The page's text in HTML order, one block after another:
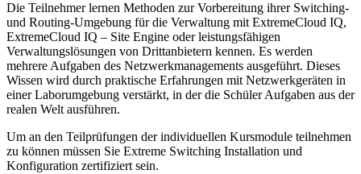
Die Teilnehmer lernen Methoden zur Vorbereitung ihrer Switching-
und Routing-Umgebung für die Verwaltung mit ExtremeCloud IQ,
ExtremeCloud IQ – Site Engine oder leistungsfähigen
Verwaltungslösungen von Drittanbietern kennen. Es werden
mehrere Aufgaben des Netzwerkmanagements ausgeführt. Dieses
Wissen wird durch praktische Erfahrungen mit Netzwerkgeräten in
einer Laborumgebung verstärkt, in der die Schüler Aufgaben aus der
realen Welt ausführen.
Um an den Teilprüfungen der individuellen Kursmodule teilnehmen
zu können müssen Sie Extreme Switching Installation und
Konfiguration zertifiziert sein.